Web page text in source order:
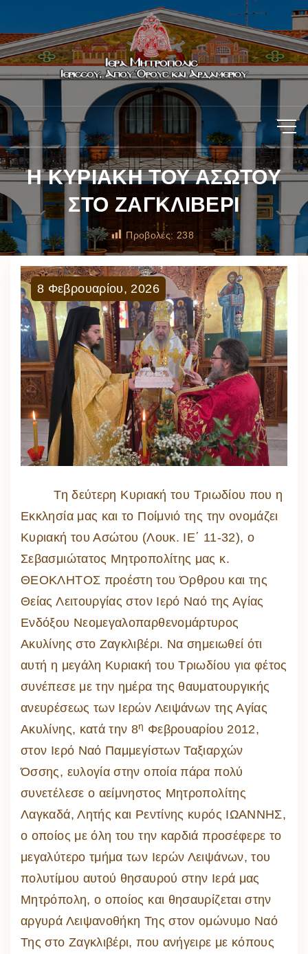
Η ΚΥΡΙΑΚΗ ΤΟΥ ΑΣΩΤΟΥ
ΣΤΟ ΖΑΓΚΛΙΒΕΡΙ
Προβολές: 238
8 Φεβρουαρίου, 2026
Τη δεύτερη Κυριακή του Τριωδίου που η
Εκκλησία μας και το Ποίμνιό της την ονομάζει
Κυριακή του Ασώτου (Λουκ. ΙΕ΄ 11-32), ο
Σεβασμιώτατος Μητροπολίτης μας κ.
ΘΕΟΚΛΗΤΟΣ προέστη του Όρθρου και της
Θείας Λειτουργίας στον Ιερό Ναό της Αγίας
Ενδόξου Νεομεγαλοπαρθενομάρτυρος
Ακυλίνης στο Ζαγκλιβέρι. Να σημειωθεί ότι
αυτή η μεγάλη Κυριακή του Τριωδίου για φέτος
συνέπεσε με την ημέρα της θαυματουργικής
ανευρέσεως των Ιερών Λειψάνων της Αγίας
Ακυλίνης, κατά την 8η Φεβρουαρίου 2012,
στον Ιερό Ναό Παμμεγίστων Ταξιαρχών
Όσσης, ευλογία στην οποία πάρα πολύ
συνετέλεσε ο αείμνηστος Μητροπολίτης
Λαγκαδά, Λητής και Ρεντίνης κυρός ΙΩΑΝΝΗΣ,
ο οποίος με όλη του την καρδιά προσέφερε το
μεγαλύτερο τμήμα των Ιερών Λειψάνων, του
πολυτίμου αυτού θησαυρού στην Ιερά μας
Μητρόπολη, ο οποίος και θησαυρίζεται στην
αργυρά Λειψανοθήκη Της στον ομώνυμο Ναό
Της στο Ζαγκλιβέρι, που ανήγειρε με κόπους